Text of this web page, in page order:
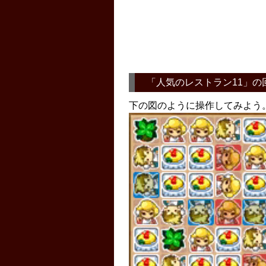
「 人気のレストラン11 」の
下の図のように操作してみよう